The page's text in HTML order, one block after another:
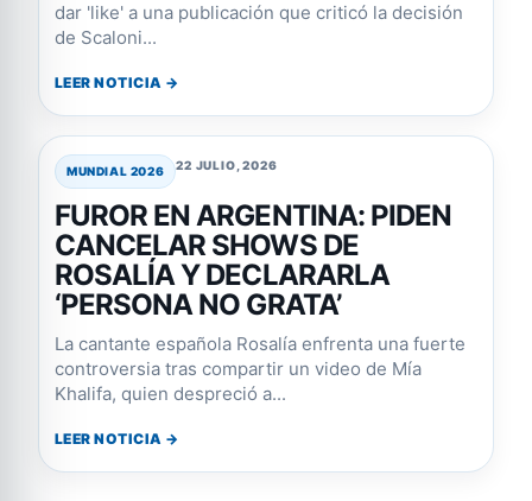
dar 'like' a una publicación que criticó la decisión
de Scaloni...
LEER NOTICIA →
MUNDIAL 2026 22 JULIO, 2026
FUROR EN ARGENTINA: PIDEN
CANCELAR SHOWS DE
ROSALÍA Y DECLARARLA
‘PERSONA NO GRATA’
La cantante española Rosalía enfrenta una fuerte
controversia tras compartir un video de Mía
Khalifa, quien despreció a...
LEER NOTICIA →